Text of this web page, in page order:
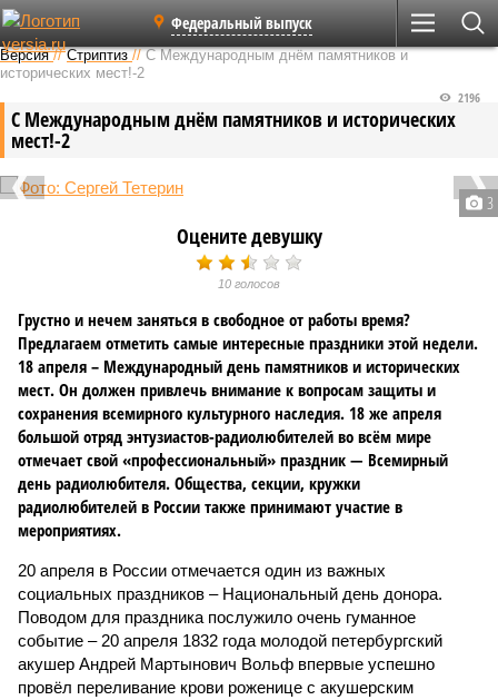
Федеральный выпуск
Версия //Стриптиз //С Международным днём памятников и
исторических мест!-2
С Международным днём памятников и исторических
мест!-2
2196
3
Оцените девушку
10 голосов
Грустно и нечем заняться в свободное от работы время?
Предлагаем отметить самые интересные праздники этой недели.
18 апреля – Международный день памятников и исторических
мест. Он должен привлечь внимание к вопросам защиты и
сохранения всемирного культурного наследия. 18 же апреля
большой отряд энтузиастов-радиолюбителей во всём мире
отмечает свой «профессиональный» праздник — Всемирный
день радиолюбителя. Общества, секции, кружки
радиолюбителей в России также принимают участие в
мероприятиях.
20 апреля в России отмечается один из важных
социальных праздников – Национальный день донора.
Поводом для праздника послужило очень гуманное
событие – 20 апреля 1832 года молодой петербургский
акушер Андрей Мартынович Вольф впервые успешно
провёл переливание крови роженице с акушерским